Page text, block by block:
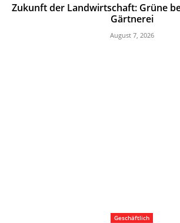
Zukunft der Landwirtschaft: Grüne
Gärtnerei
August 7, 2026
Geschäftlich